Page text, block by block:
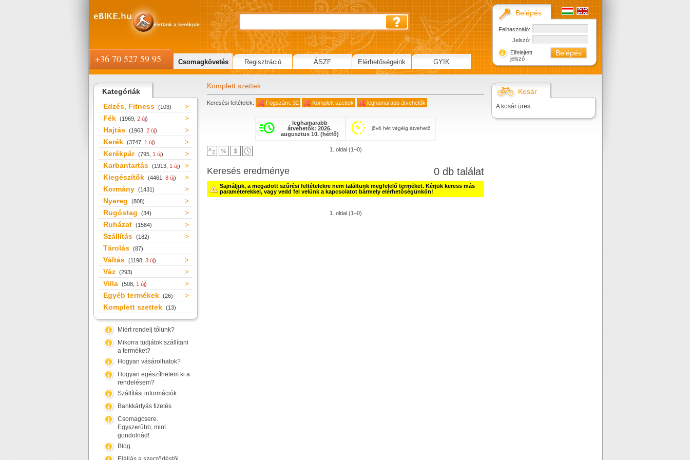
Kategóriák
Edzés, Fitness (103)
Fék (1969, 2 új)
Hajtás (1963, 2 új)
Kerék (3747, 1 új)
Kerékpár (795, 1 új)
Karbantartás (1913, 1 új)
Kiegészítők (4461, 8 új)
Kormány (1431)
Nyereg (808)
Rugóstag (34)
Ruházat (1584)
Szállítás (182)
Tárolás (87)
Váltás (1198, 3 új)
Váz (293)
Villa (508, 1 új)
Egyéb termékek (26)
Komplett szettek (13)
Miért rendelj tőlünk?
Mikorra tudjátok szállítani
a terméket?
Hogyan vásárolhatok?
Hogyan egészíthetem ki a
rendelésem?
Szállítási információk
Bankkártyás fizetés
Csomagcsere.
Egyszerűbb, mint
gondolnád!
Blog
Komplett szettek
Keresési feltételek: Fogszám: 32 Komplett szettek leghamarabb átvehetők
leghamarabb
átvehetők: 2026.
augusztus 10. (hétfő)
jövő hét végéig átvehető
1. oldal (1–0)
0 db találat
Keresés eredménye
Sajnáljuk, a megadott szűrési feltételekre nem találtunk megfelelő terméket. Kérjük keress más
paraméterekkel, vagy vedd fel velünk a kapcsolatot bármely elérhetőségünkön!
1. oldal (1–0)
Kosár
A kosár üres.
Belépés
Felhasználó:
Jelszó:
Elfelejtett
jelszó
+36 70 527 59 95 Csomagkövetés Regisztráció ÁSZF Elérhetőségeink GYIK